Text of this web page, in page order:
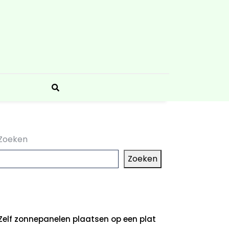
Zoeken
zonnepanelen plaatsen op een plat